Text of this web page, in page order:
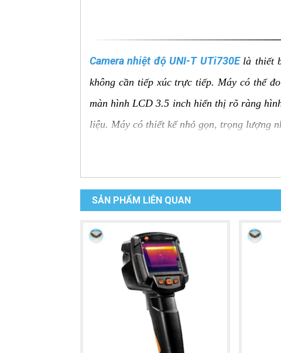
Camera nhiệt độ UNI-T UTi730E là thiết
không cần tiếp xúc trực tiếp. Máy có thể
màn hình LCD 3.5 inch hiển thị rõ ràng
liệu. Máy có thiết kế nhỏ gọn, trọng lượng
Đo nhiệt độ từ xa:Đo nhiệt độ bề mặt
Độ chính xác cao:Đo nhiệt độ với độ
Màn hình LCD rõ ràng:
Hiển thị rõ
Đèn pin:Giúp người sử dụng dễ dàng
Chức năng ghi hình ảnh và video:
Chức năng phân tích dữ liệu:
Phân
Thiết kế nhỏ gọn, trọng lượng nhẹ:
Chức năng tự động tắt nguồn:
Tiết
SẢN PHẨM LIÊN QUAN